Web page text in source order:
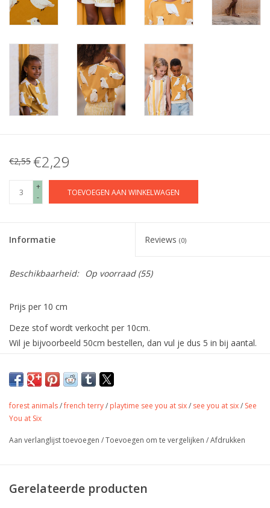
€2,55 €2,29
+
-
TOEVOEGEN AAN WINKELWAGEN
Informatie Reviews (0)
Beschikbaarheid: Op voorraad(55)
Prijs per 10 cm
Deze stof wordt verkocht per 10cm.
Wil je bijvoorbeeld 50cm bestellen, dan vul je dus 5 in bij aantal.
De allermooiste French Terry van See You
At Six. Combineer deze met andere
producten uit de collectie!
Deze French Terry is een gebreide stof die zacht aanvoelt en
goed rekt in horizontale en verticale richting. Met een gladde
truien, joggings, shorts, (T-shirts ook nog net).
forest animals/french terry/ playtime see you at six/ see you at six/ See
You at Six
Aan verlanglijst toevoegen /Toevoegen om te vergelijken /Afdrukken
Gerelateerde producten